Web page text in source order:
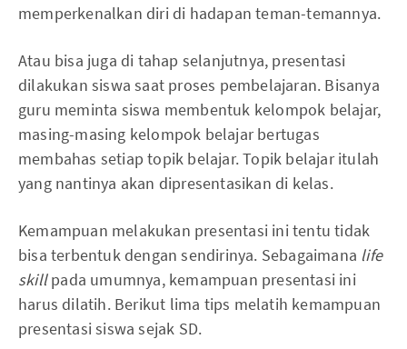
memperkenalkan diri di hadapan teman-temannya.
Atau bisa juga di tahap selanjutnya, presentasi
dilakukan siswa saat proses pembelajaran. Bisanya
guru meminta siswa membentuk kelompok belajar,
masing-masing kelompok belajar bertugas
membahas setiap topik belajar. Topik belajar itulah
yang nantinya akan dipresentasikan di kelas.
Kemampuan melakukan presentasi ini tentu tidak
bisa terbentuk dengan sendirinya. Sebagaimana life
skillpada umumnya, kemampuan presentasi ini
harus dilatih. Berikut lima tips melatih kemampuan
presentasi siswa sejak SD.